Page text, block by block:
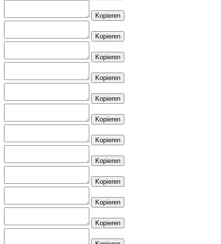
Kopieren
Kopieren
Kopieren
Kopieren
Kopieren
Kopieren
Kopieren
Kopieren
Kopieren
Kopieren
Kopieren